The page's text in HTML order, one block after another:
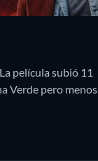
película subió 11
Verde pero menos